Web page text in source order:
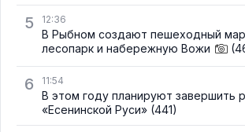
5 12:36
В Рыбном создают пешеходный
лесопарк и набережную Вожи
6 11:54
В этом году планируют завершить
«Есенинской Руси» (441)